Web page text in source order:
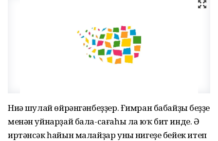
Ниңә шулай өйрәнгәнбеҙҙер. Ғимран бабайҙың беҙҙең
менән уйнарҙай бала-сағаһы ла юҡ бит инде. Ә
иртәнсәк һайын малайҙар уның нигеҙе бейек итеп